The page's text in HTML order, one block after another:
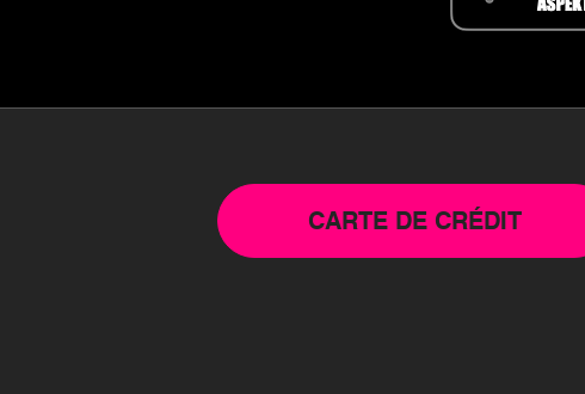
CARTE DE CRÉDIT